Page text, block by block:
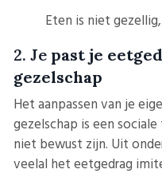
Eten is niet
2. Je past je
gezelschap
Het aanpassen van je
gezelschap is een
niet bewust zijn. Uit
veelal het eetgedrag